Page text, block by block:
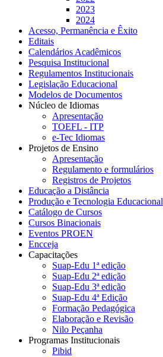
2023
2024
Acesso, Permanência e Êxito
Editais
Calendários Acadêmicos
Pesquisa Institucional
Regulamentos Institucionais
Legislação Educacional
Modelos de Documentos
Núcleo de Idiomas
Apresentação
TOEFL - ITP
e-Tec Idiomas
Projetos de Ensino
Apresentação
Regulamento e formulários
Registros de Projetos
Educação a Distância
Produção e Tecnologia Educacional
Catálogo de Cursos
Cursos Binacionais
Eventos PROEN
Encceja
Capacitações
Suap-Edu 1ª edição
Suap-Edu 2ª edição
Suap-Edu 3ª edição
Suap-Edu 4ª Edição
Formação Pedagógica
Elaboração e Revisão
Nilo Peçanha
Programas Institucionais
Pibid